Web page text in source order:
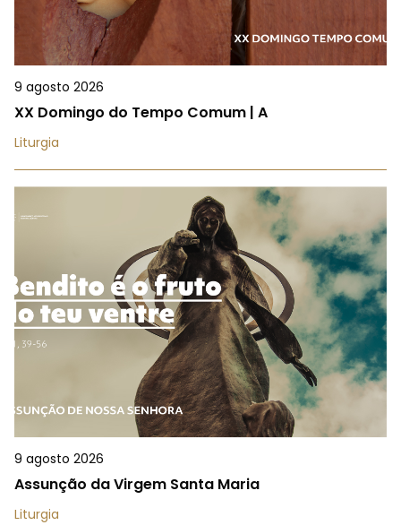
9 agosto 2026
XX Domingo do Tempo Comum | A
Liturgia
9 agosto 2026
Assunção da Virgem Santa Maria
Liturgia